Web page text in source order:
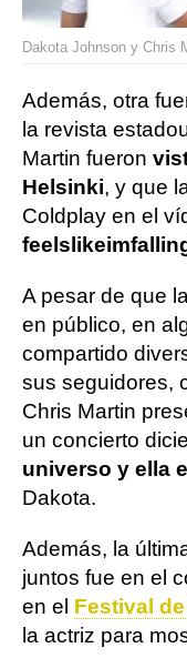
Dakota Johnson y Chris
Además, otra
la revista
Martin fueron
Helsinki, y que
Coldplay en el
A pesar de que
en público, en
compartido
sus seguidores,
Chris Martin
un concierto
universo y ella
Dakota.
Además, la
juntos fue en el
en el Festival
la actriz para